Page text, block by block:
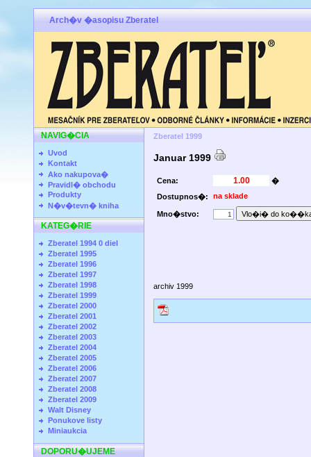
Arch�v �asopisu Zberatel
NAVIG�CIA
Uvod
Kontakt
Ako nakupova�
Pravidl� obchodu
Produkty
N�v�tevn� kniha
KATEG�RIE
Zberatel 1994 0 diel
Zberatel 1995
Zberatel 1996
Zberatel 1997
Zberatel 1998
Zberatel 1999
Zberatel 2000
Zberatel 2001
Zberatel 2002
Zberatel 2003
Zberatel 2004
Zberatel 2005
Zberatel 2006
Zberatel 2007
Zberatel 2008
Zberatel 2009
Walt Disney
Ponukove listy
Miniaukcia
DOPORU�UJEME
Zberatel 1999
Januar 1999
Cena:
�
Dostupnos�:
na sklade
Mno�stvo:
archiv 1999